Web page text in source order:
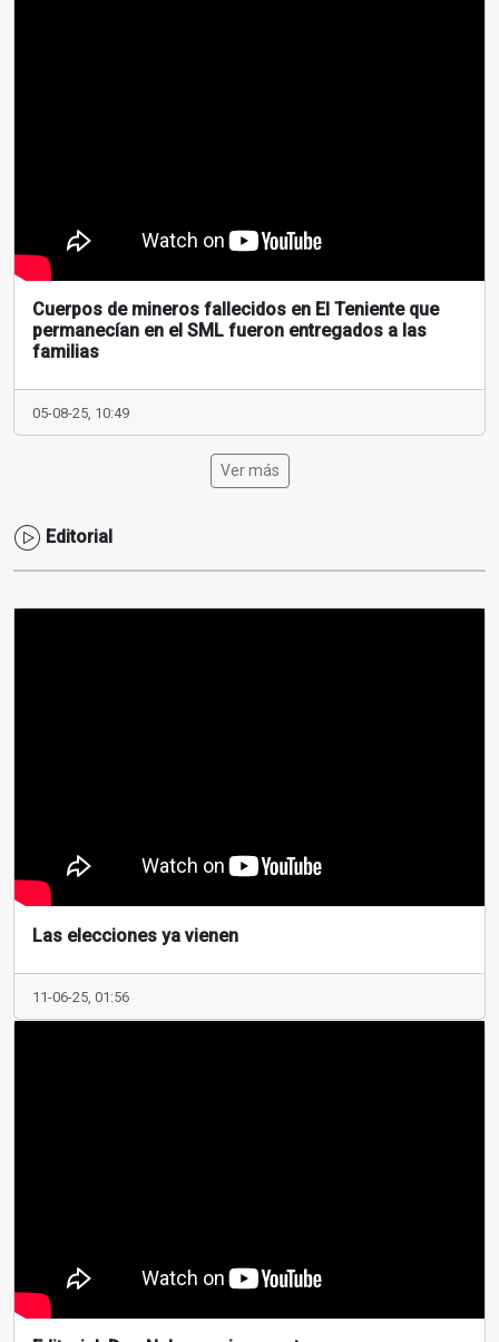
Cuerpos de mineros fallecidos en El Teniente que
permanecían en el SML fueron entregados a las
familias
05-08-25, 10:49
Ver más
Editorial
Las elecciones ya vienen
11-06-25, 01:56